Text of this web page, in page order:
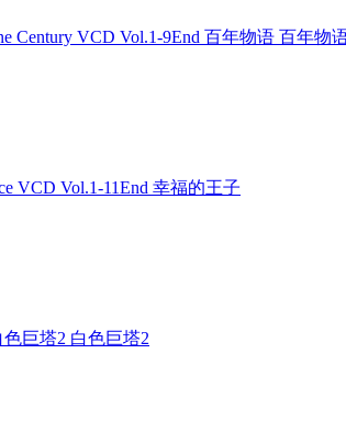
Century VCD Vol.1-9End 百年物语 百年物
VCD Vol.1-11End 幸福的王子
色巨塔2 白色巨塔2